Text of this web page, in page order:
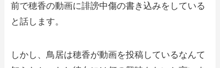
前で穂香の動画に誹謗中傷の書き込みをしている
と話します。
しかし、鳥居は穂香が動画を投稿しているなんて